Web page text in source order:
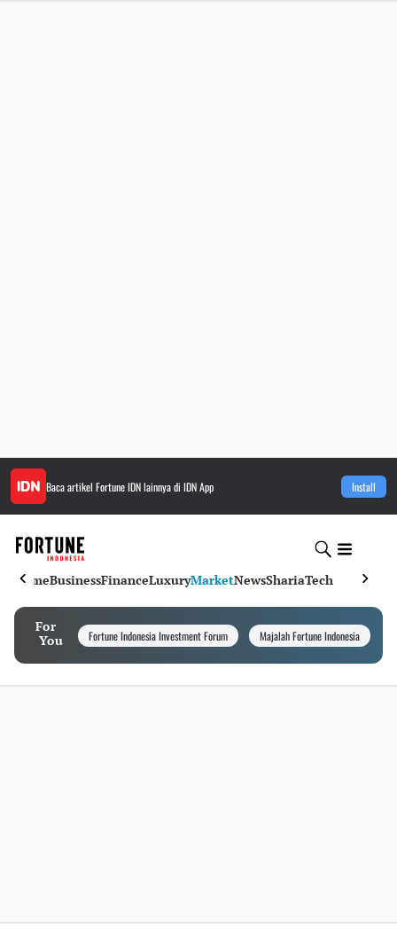
Baca artikel Fortune IDNlainnya di IDN App Install
HomeBusinessFinanceLuxuryMarketNewsShariaTech
For
You
Fortune Indonesia Investment Forum Majalah Fortune Indonesia